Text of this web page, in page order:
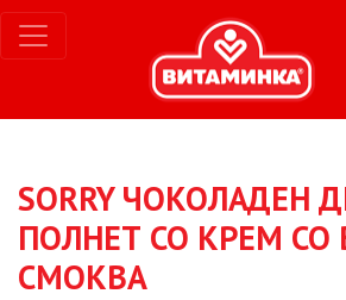
SORRY ЧОКОЛАДЕН
ПОЛНЕТ СО КРЕМ СО
СМОКВА